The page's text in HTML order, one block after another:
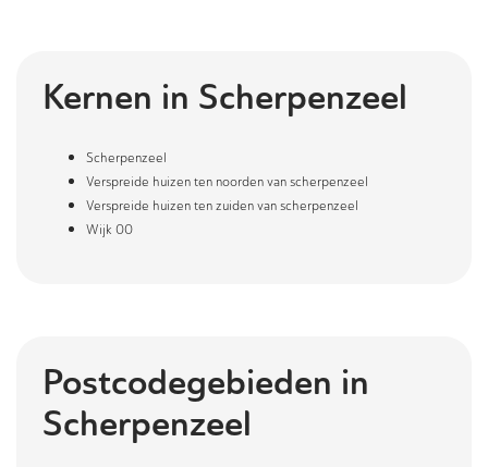
Kernen in Scherpenzeel
Scherpenzeel
Verspreide huizen ten noorden van scherpenzeel
Verspreide huizen ten zuiden van scherpenzeel
Wijk 00
Postcodegebieden in
Scherpenzeel